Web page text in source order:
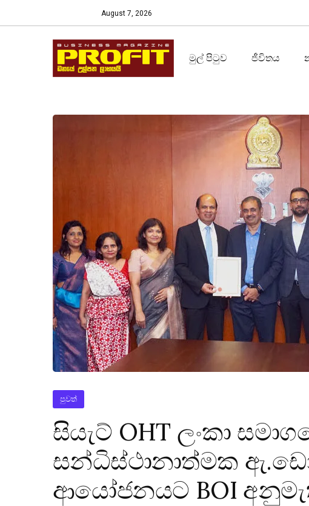
August 7, 2026
මුල් පිටුව ජීවිතය
පුවත්
සියැට් OHT ලංකා
සන්ධිස්ථානාත්මක
ආයෝජනයට BOI